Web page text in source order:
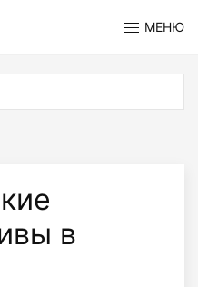
МЕНЮ
в